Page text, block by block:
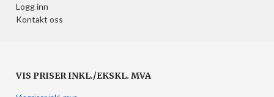
Logg inn
Kontakt oss
VIS PRISER INKL./EKSKL. MVA